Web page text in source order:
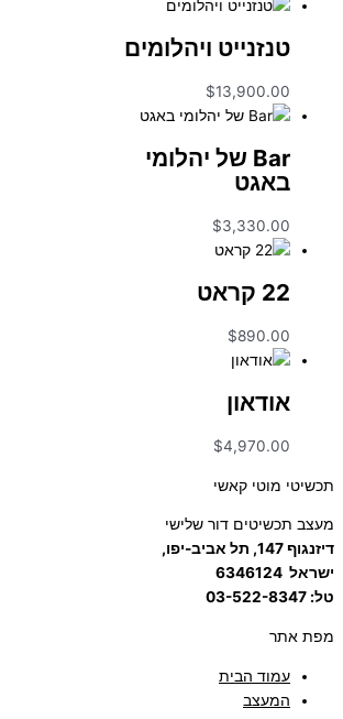
טנזנייט ויהלומים
$13,900.00
Bar של יהלומי
באגט
$3,330.00
22 קראט
$890.00
אודאון
$4,970.00
תכשיטי מוטי קאשי
מעצב תכשיטים דור שלישי
דיזנגוף 147, תל אביב-יפו,
ישראל 6346124
טל: 03-522-8347
מפת אתר
עמוד הבית
המעצב